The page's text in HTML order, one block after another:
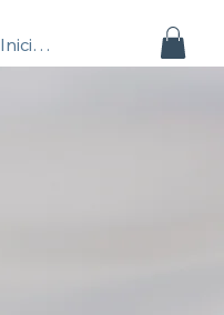
Iniciar sesión